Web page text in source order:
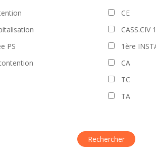
PS
CE
CASS.CIV
1ère
CA
TC
TA